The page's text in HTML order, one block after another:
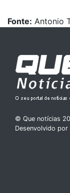
Fonte: Antonio
© Que notícias
Desenvolvido por